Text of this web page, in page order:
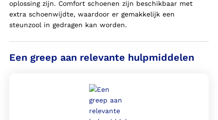
oplossing zijn. Comfort schoenen zijn beschikbaar met
extra schoenwijdte, waardoor er gemakkelijk een
steunzool in gedragen kan worden.
Een greep aan relevante hulpmiddelen